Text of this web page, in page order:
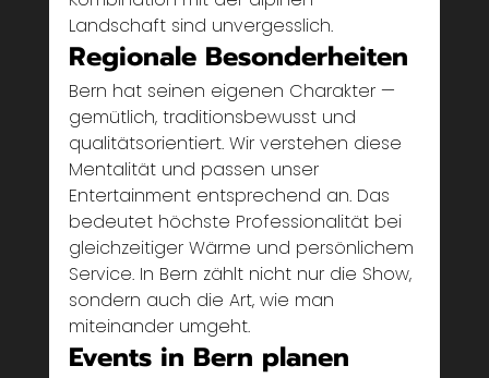
Landschaft sind unvergesslich.
Regionale Besonderheiten
Bern hat seinen eigenen Charakter —
gemütlich, traditionsbewusst und
qualitätsorientiert. Wir verstehen diese
Mentalität und passen unser
Entertainment entsprechend an. Das
bedeutet höchste Professionalität bei
gleichzeitiger Wärme und persönlichem
Service. In Bern zählt nicht nur die Show,
sondern auch die Art, wie man
miteinander umgeht.
Events in Bern planen